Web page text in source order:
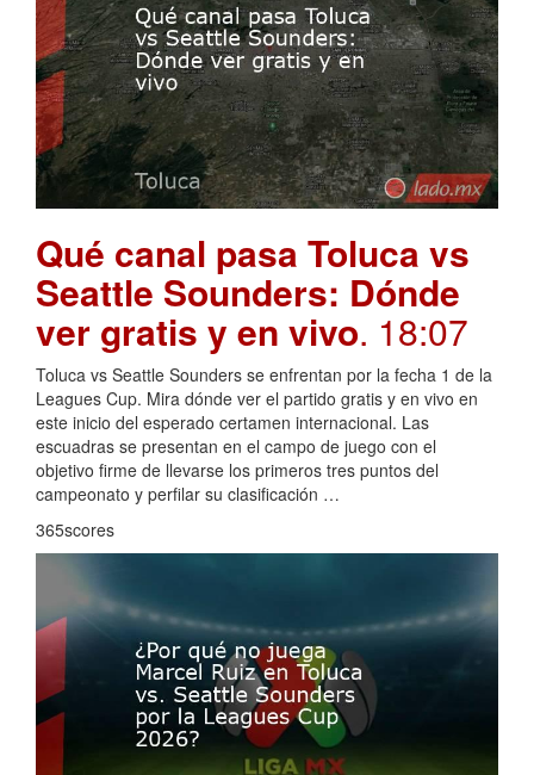
Qué canal pasa Toluca vs
Seattle Sounders: Dónde
ver gratis y en vivo. 18:07
Toluca vs Seattle Sounders se enfrentan por la fecha 1 de la
Leagues Cup. Mira dónde ver el partido gratis y en vivo en
este inicio del esperado certamen internacional. Las
escuadras se presentan en el campo de juego con el
objetivo firme de llevarse los primeros tres puntos del
campeonato y perfilar su clasificación …
365scores